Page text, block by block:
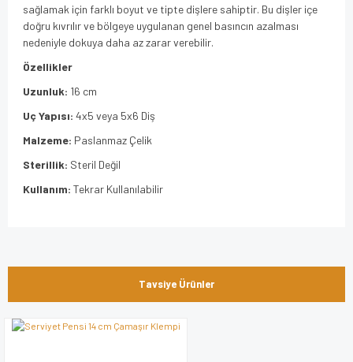
sağlamak için farklı boyut ve tipte dişlere sahiptir. Bu dişler içe
doğru kıvrılır ve bölgeye uygulanan genel basıncın azalması
nedeniyle dokuya daha az zarar verebilir.
Özellikler
Uzunluk: 16 cm
Uç Yapısı: 4x5 veya 5x6 Diş
Malzeme: Paslanmaz Çelik
Sterillik: Steril Değil
Kullanım: Tekrar Kullanılabilir
Bu ürüne ilk yorumu siz yapın!
Yorum Yaz
konularda yetersiz gördüğünüz noktaları öneri formunu
kullanarak tarafımıza iletebilirsiniz.
Tavsiye Ürünler